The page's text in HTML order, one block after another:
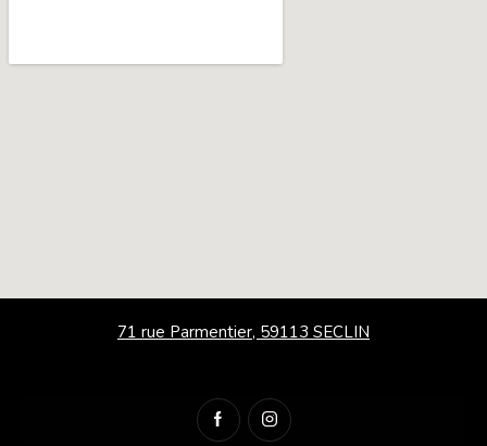
71 rue Parmentier, 59113 SECLIN